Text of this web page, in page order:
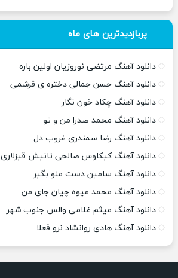
پربازدیدترین های ماه
دانلود آهنگ مرتضی نوروزیان اولین باره
دانلود آهنگ حسن جمالی دختره ی قرشمی
دانلود آهنگ چکاد خون نگار
دانلود آهنگ محمد صدرا من و تو
دانلود آهنگ رضا سمندری غروب دل
دانلود آهنگ کیکاوس صالحی تانیش قیزلاری
دانلود آهنگ سامین دست منو بگیر
دانلود آهنگ محمد میوه چیان جای من
دانلود آهنگ میثم غلامی والس جنوب شهر
دانلود آهنگ هادی روانشاد نرو فعلا